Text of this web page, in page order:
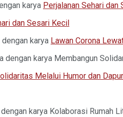
karya Perjalanan Sehari dan
dan Sesari Kecil
karya Lawan Corona
dengan karya Membangun
Melalui Humor dan
karya Kolaborasi Rumah